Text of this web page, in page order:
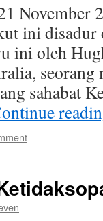
November
ini disadur
ini oleh
seorang
sahabat